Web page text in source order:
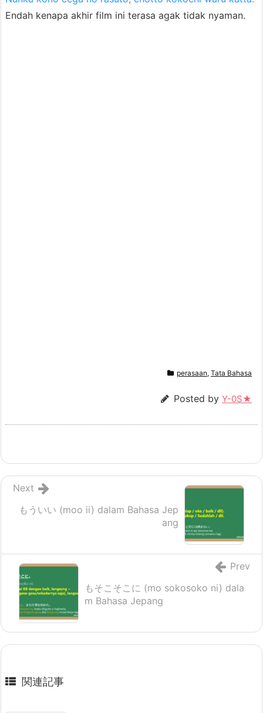
Endah kenapa akhir film ini terasa agak tidak nyaman.
perasaan, Tata Bahasa
Posted by Y-0S★
もういい (moo ii) dalam Bahasa Jep
ang
Next
もそこそこに (mo sokosoko ni) dala
m Bahasa Jepang
Prev
関連記事